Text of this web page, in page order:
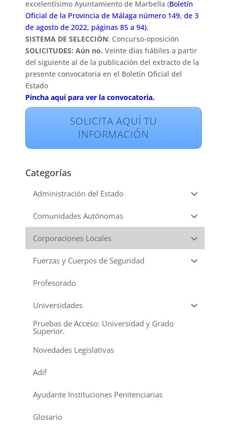
excelentísimo Ayuntamiento de Marbella (Boletín
Oficial de la Provincia de Málaga número 149, de 3
de agosto de 2022, páginas 85 a 94).
SISTEMA DE SELECCIÓN: Concurso-oposición
SOLICITUDES: Aún no.Veinte días hábiles a partir
del siguiente al de la publicación del extracto de la
presente convocatoria en el Boletín Oficial del
Estado
Pincha aquí para ver la convocatoria.
SOLICITA AQUÍ TU
INFORMACIÓN
Categorías
Administración del Estado
Comunidades Autónomas
Corporaciones Locales
Fuerzas y Cuerpos de Seguridad
Profesorado
Universidades
Pruebas de Acceso: Universidad y Grado
Superior.
Novedades Legislativas
Adif
Ayudante Instituciones Penitenciarias
Glosario